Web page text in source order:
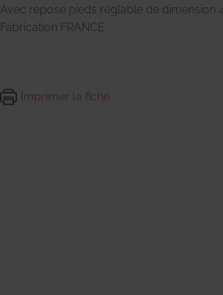
Avec repose pieds réglable de
Fabrication FRANCE
Imprimer la fiche